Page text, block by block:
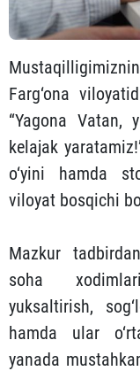
Farg‘ona
“Yagona Vatan,
kelajak
o‘yini hamda
viloyat bosqichi
Mazkur
soha
yuksaltirish,
hamda ular
yanada